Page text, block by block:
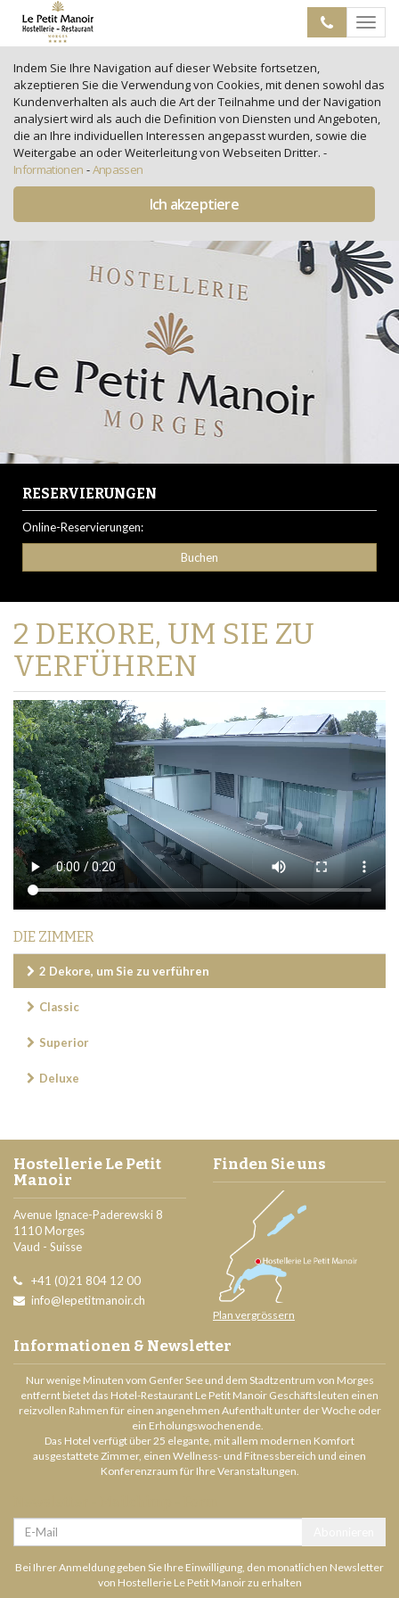
Indem Sie Ihre Navigation auf dieser Website fortsetzen,
akzeptieren Sie die Verwendung von Cookies, mit denen sowohl das
Kundenverhalten als auch die Art der Teilnahme und der Navigation
analysiert wird als auch die Definition von Diensten und Angeboten,
die an Ihre individuellen Interessen angepasst wurden, sowie die
Weitergabe an oder Weiterleitung von Webseiten Dritter. -
Informationen -Anpassen
Ich akzeptiere
Toggle
RESERVIERUNGEN
Online-Reservierungen:
Buchen
2 DEKORE, UM SIE ZU
VERFÜHREN
DIE ZIMMER
2 Dekore, um Sie zu verführen
Classic
Superior
Deluxe
Hostellerie Le Petit
Manoir
Avenue Ignace-Paderewski 8
1110Morges
Vaud - Suisse
+41 (0)21 804 12 00
info@lepetitmanoir.ch
Finden Sie uns
Plan vergrössern
Informationen & Newsletter
Nur wenige Minuten vom Genfer See und dem Stadtzentrum von Morges
entfernt bietet das Hotel-Restaurant Le Petit Manoir Geschäftsleuten einen
reizvollen Rahmen für einen angenehmen Aufenthalt unter der Woche oder
ein Erholungswochenende.
Das Hotel verfügt über 25 elegante, mit allem modernen Komfort
ausgestattete Zimmer, einen Wellness- und Fitnessbereich und einen
Konferenzraum für Ihre Veranstaltungen.
Bei Ihrer Anmeldung geben Sie Ihre Einwilligung, den monatlichen Newsletter
von Hostellerie Le Petit Manoir zu erhalten